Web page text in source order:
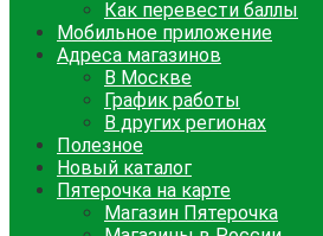
Как перевести баллы
Мобильное приложение
Адреса магазинов
В Москве
График работы
В других регионах
Полезное
Новый каталог
Пятерочка на карте
Магазин Пятерочка